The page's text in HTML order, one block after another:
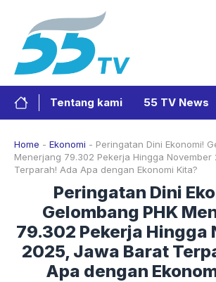
Tentang kami 55 TV News
Home - Ekonomi - Peringatan Dini Ekonomi!
Menerjang 79.302 Pekerja Hingga
Terparah! Ada Apa dengan Ekonomi Kita?
Peringatan Dini
Gelombang PHK
79.302 Pekerja Hingga
2025, Jawa Barat
Apa dengan